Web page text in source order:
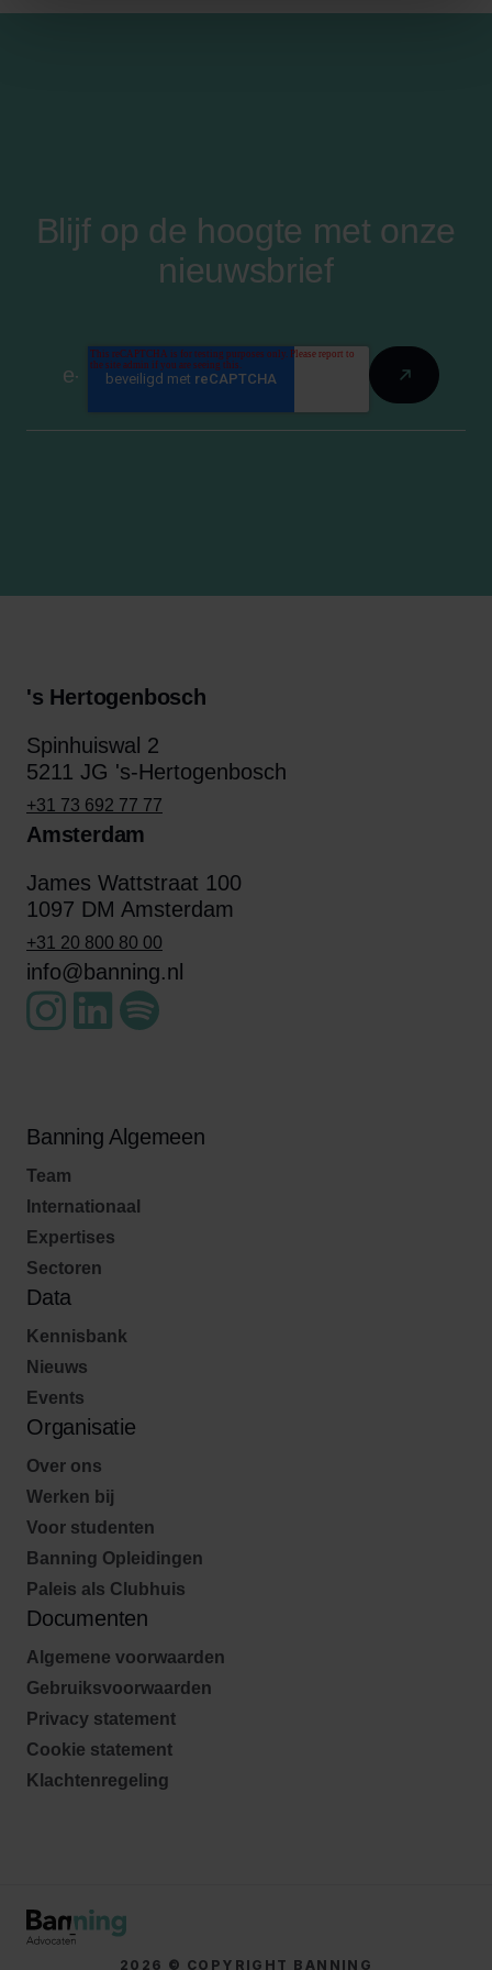
Blijf op de hoogte met onze
nieuwsbrief
's Hertogenbosch
Spinhuiswal 2
5211 JG 's-Hertogenbosch
+31 73 692 77 77
Amsterdam
James Wattstraat 100
1097 DM Amsterdam
+31 20 800 80 00
info@banning.nl
Banning Algemeen
Team
Internationaal
Expertises
Sectoren
Data
Kennisbank
Nieuws
Events
Organisatie
Over ons
Werken bij
Voor studenten
Banning Opleidingen
Paleis als Clubhuis
Documenten
Algemene voorwaarden
Gebruiksvoorwaarden
Privacy statement
Cookie statement
Klachtenregeling
2026 © COPYRIGHT BANNING